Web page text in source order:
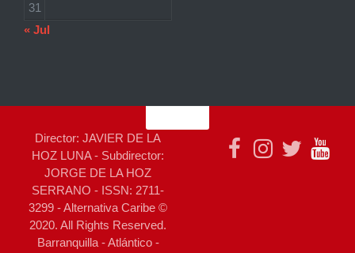
31
« Jul
Director: JAVIER DE LA
HOZ LUNA - Subdirector:
JORGE DE LA HOZ
SERRANO - ISSN: 2711-
3299 - Alternativa Caribe ©
2020. All Rights Reserved.
Barranquilla - Atlántico -